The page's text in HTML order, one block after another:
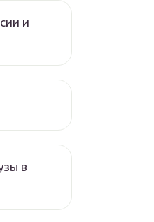
и
в